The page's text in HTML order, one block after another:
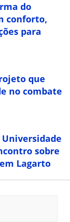
do
conforto,
para
que
no combate
sobre
Lagarto